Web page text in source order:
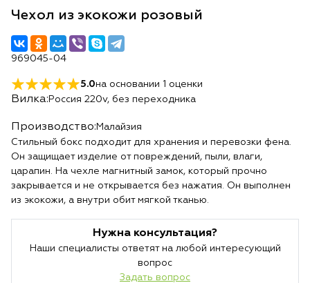
Чехол из экокожи розовый
969045-04
5.0на основании 1 оценки
Вилка: Россия 220v, без переходника
Производство: Малайзия
Стильный бокс подходит для хранения и перевозки фена.
Он защищает изделие от повреждений, пыли, влаги,
царапин. На чехле магнитный замок, который прочно
закрывается и не открывается без нажатия. Он выполнен
из экокожи, а внутри обит мягкой тканью.
Нужна консультация?
Наши специалисты ответят на любой интересующий
вопрос
Задать вопрос